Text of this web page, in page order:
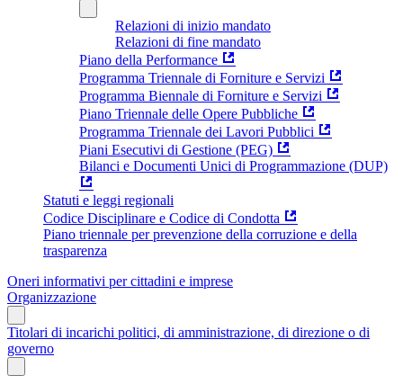
Relazioni di inizio mandato
Relazioni di fine mandato
Piano della Performance
Programma Triennale di Forniture e Servizi
Programma Biennale di Forniture e Servizi
Piano Triennale delle Opere Pubbliche
Programma Triennale dei Lavori Pubblici
Piani Esecutivi di Gestione (PEG)
Bilanci e Documenti Unici di Programmazione (DUP)
Statuti e leggi regionali
Codice Disciplinare e Codice di Condotta
Piano triennale per prevenzione della corruzione e della
trasparenza
Oneri informativi per cittadini e imprese
Organizzazione
Titolari di incarichi politici, di amministrazione, di direzione o di
governo